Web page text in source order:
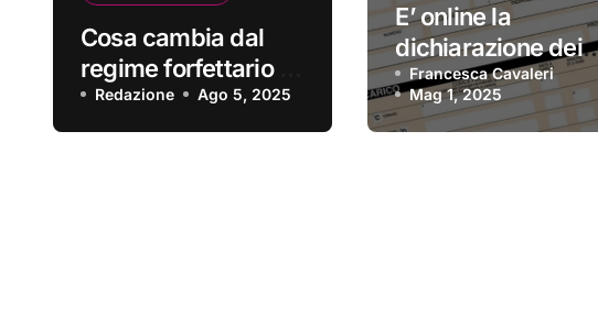
Cosa cambia dal
regime forfettario al
regime ordinario?
Redazione Ago 5, 2025
E’ online la
dichiarazione dei
redditi 2025, la
precompilata è già
disponibile
Francesca Cavaleri
Mag 1, 2025